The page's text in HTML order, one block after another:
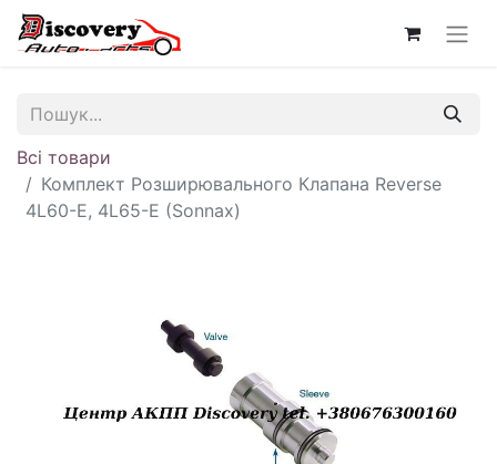
Всі товари
Комплект Розширювального Клапана Reverse
4L60-E, 4L65-E (Sonnax)